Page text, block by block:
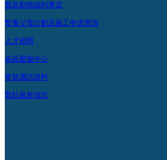
緊急動物福利事宜
暫養父母計劃及義工申請查詢
人才招聘
各區愛協中心
更新通訊資料
緊貼最新資訊